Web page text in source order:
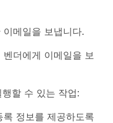
메일을 보냅니다.
더에게 이메일을 보
할 수 있는 작업:
정보를 제공하도록